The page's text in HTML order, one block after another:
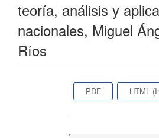
teoría, análisis y
nacionales, Miguel
Ríos
PDF HTML